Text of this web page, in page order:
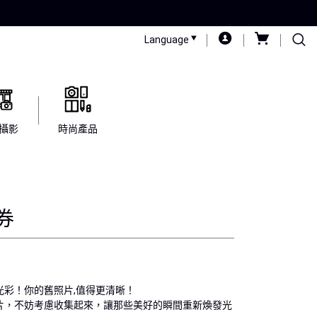
Language
影 時尚產品
！你的舊照片,值得更清晰！
不妨考慮收集起來，讓那些美好的瞬間重新煥發光